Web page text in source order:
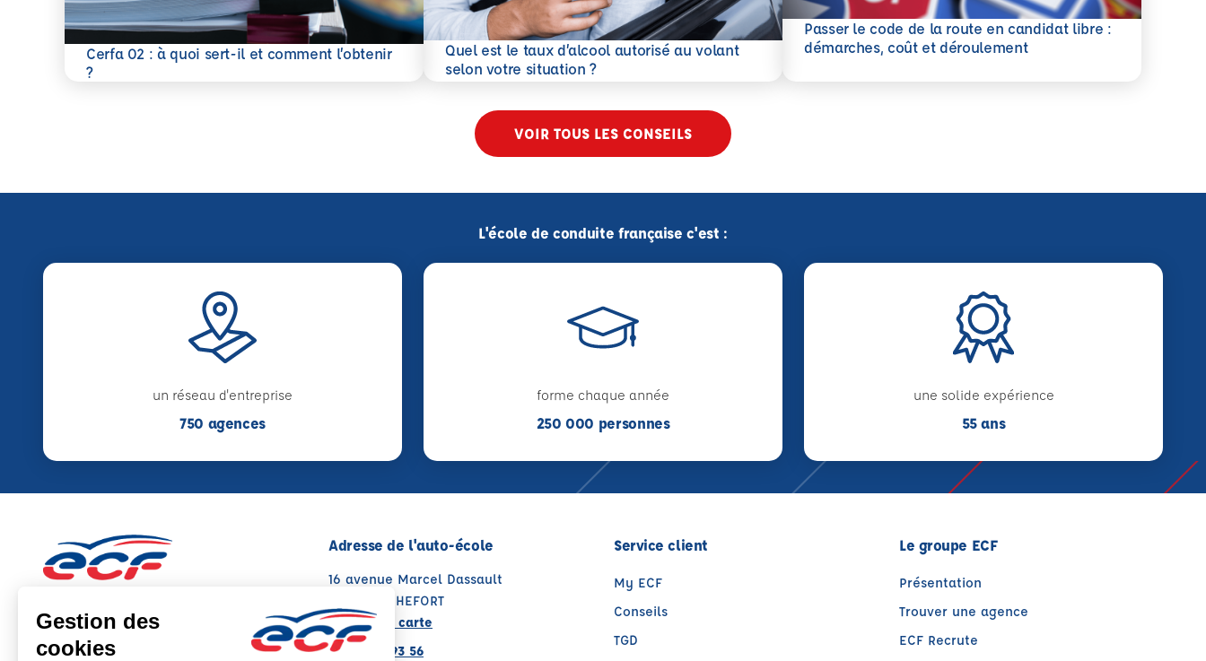
Cerfa 02 : à quoi sert-il et comment l’obtenir
?
En savoir plus
Quel est le taux d’alcool autorisé au volant
selon votre situation ?
En savoir plus
Passer le code de la route en candidat libre :
démarches, coût et déroulement
En savoir plus
VOIR TOUS LES CONSEILS
L'école de conduite française c'est :
un réseau d'entreprise
750 agences
forme chaque année
250 000 personnes
une solide expérience
55 ans
Adresse de l'auto-école
16 avenue Marcel Dassault
17300 ROCHEFORT
Voir sur la carte
05 49 08 93 56
Service client
My ECF
Conseils
TGD
Le groupe ECF
Présentation
Trouver une agence
ECF Recrute